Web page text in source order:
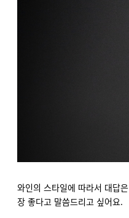
와인의 스타일에 따라서 대답
장 좋다고 말씀드리고 싶어요.